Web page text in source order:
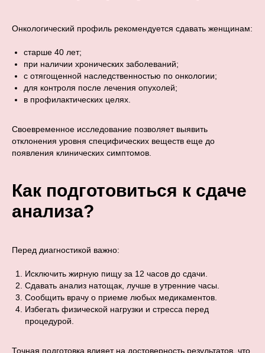
Онкологический профиль рекомендуется сдавать женщинам:
старше 40 лет;
при наличии хронических заболеваний;
с отягощенной наследственностью по онкологии;
для контроля после лечения опухолей;
в профилактических целях.
Своевременное исследование позволяет выявить
отклонения уровня специфических веществ еще до
появления клинических симптомов.
Как подготовиться к сдаче
анализа?
Перед диагностикой важно:
Исключить жирную пищу за 12 часов до сдачи.
Сдавать анализ натощак, лучше в утренние часы.
Сообщить врачу о приеме любых медикаментов.
Избегать физической нагрузки и стресса перед
процедурой.
Точная подготовка влияет на достоверность результатов, что